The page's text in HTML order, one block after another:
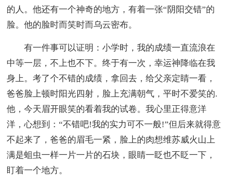
的人。他还有一个神奇的地方，有着一张“阴阳交错”的
脸。他的脸时而笑时而乌云密布。
有一件事可以证明：小学时，我的成绩一直流浪在
中等一层，不上也不下。终于有一次，幸运神降临在我
身上。考了个不错的成绩，拿回去，给父亲定睛一看，
爸爸脸上顿时阳光四射，脸上充满朝气，平时不爱笑的.
他，今天眉开眼笑的看着我的试卷。我心里正得意洋
洋，心想到：“不错吧!我的实力可不一般!”但后来就得意
不起来了，爸爸的眉毛一紧，脸上的肉想维苏威火山上
满是蛆虫一样一片一片的石块，眼睛一眨也不眨一下，
盯着一个地方。